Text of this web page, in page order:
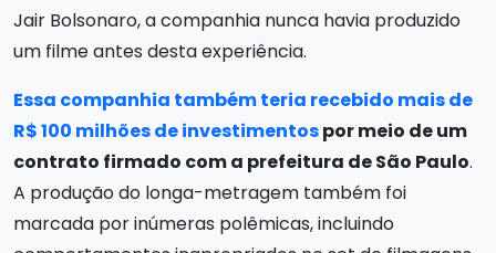
Jair Bolsonaro, a companhia nunca havia produzido
um filme antes desta experiência.
Essa companhia também teria recebido mais de
R$ 100 milhões de investimentospor meio de um
contrato firmado com a prefeitura de São Paulo.
A produção do longa-metragem também foi
marcada por inúmeras polêmicas, incluindo